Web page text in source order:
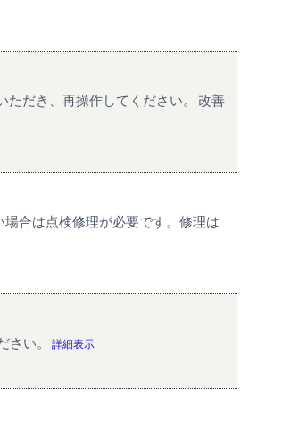
ただき、再操作してください。 改善
合は点検修理が必要です。修理は
さい。 詳細表示